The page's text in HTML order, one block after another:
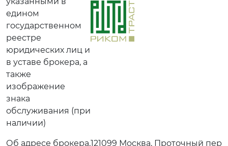
едином
государственном
реестре
юридических лиц и
в уставе брокера, а
также
изображение
знака
обслуживания (при
наличии)
Об адресе брокера,121099 Москва, Проточный пер.,